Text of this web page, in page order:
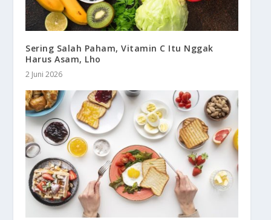
Sering Salah Paham, Vitamin C Itu Nggak
Harus Asam, Lho
2 Juni 2026